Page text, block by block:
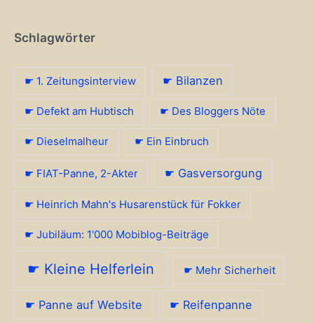
Schlagwörter
☛ 1. Zeitungsinterview ☛ Bilanzen
☛ Defekt am Hubtisch ☛ Des Bloggers Nöte
☛ Dieselmalheur ☛ Ein Einbruch
☛ FIAT-Panne, 2-Akter ☛ Gasversorgung
☛ Heinrich Mahn's Husarenstück für Fokker
☛ Jubiläum: 1'000 Mobiblog-Beiträge
☛ Kleine Helferlein ☛ Mehr Sicherheit
☛ Panne auf Website ☛ Reifenpanne